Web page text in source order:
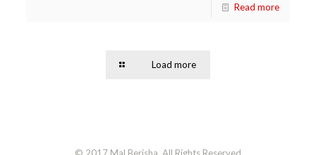
Read more
Load more